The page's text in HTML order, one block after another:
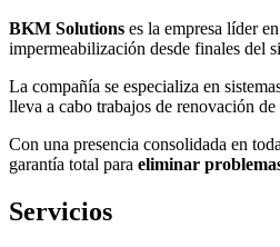
BKM Solutions es la empresa líder
impermeabilización desde finales del
La compañía se especializa en
lleva a cabo trabajos de renovación
Con una presencia consolidada en
garantía total para eliminar
Servicios